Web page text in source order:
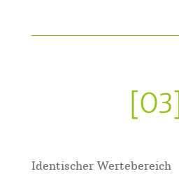
[03]
Identischer Wertebereich